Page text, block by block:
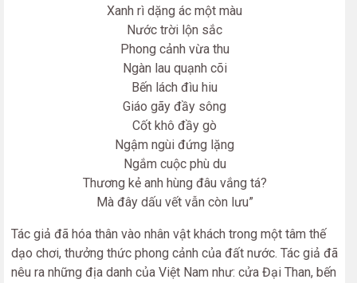
Xanh rì dặng ác một màu
Nước trời lộn sắc
Phong cảnh vừa thu
Ngàn lau quạnh cõi
Bến lách đìu hiu
Giáo gãy đầy sông
Cốt khô đầy gò
Ngậm ngùi đứng lặng
Ngắm cuộc phù du
Thương kẻ anh hùng đâu vắng tá?
Mà đây dấu vết vẫn còn lưu”
Tác giả đã hóa thân vào nhân vật khách trong một tâm thế
dạo chơi, thưởng thức phong cảnh của đất nước. Tác giả đã
nêu ra những địa danh của Việt Nam như: cửa Đại Than, bến